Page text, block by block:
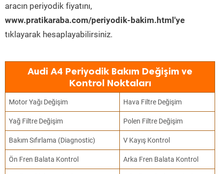
aracın periyodik fiyatını,
www.pratikaraba.com/periyodik-bakim.html'ye
tıklayarak hesaplayabilirsiniz.
Audi A4 Periyodik Bakım Değişim ve
Kontrol Noktaları
Motor Yağı Değişim Hava Filtre Değişim
Yağ Filtre Değişim Polen Filtre Değişim
Bakım Sıfırlama (Diagnostic) V Kayış Kontrol
Ön Fren Balata Kontrol Arka Fren Balata Kontrol